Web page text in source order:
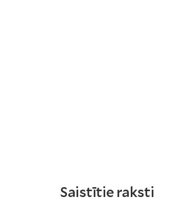
Saistītie raksti